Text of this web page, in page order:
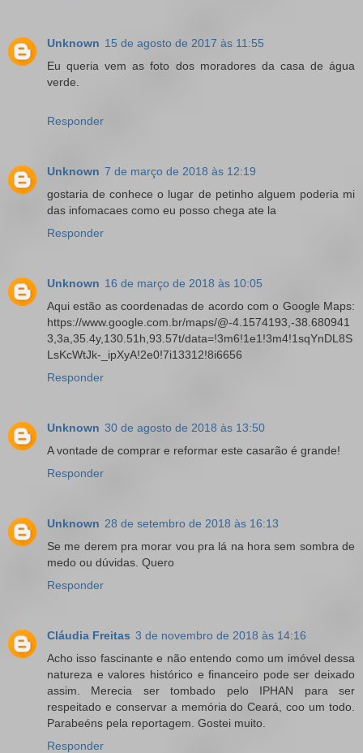
Unknown 15 de agosto de 2017 às 11:55
Eu queria vem as foto dos moradores da casa de água
verde.
Responder
Unknown 7 de março de 2018 às 12:19
gostaria de conhece o lugar de petinho alguem poderia mi
das infomacaes como eu posso chega ate la
Responder
Unknown 16 de março de 2018 às 10:05
Aqui estão as coordenadas de acordo com o Google Maps:
https://www.google.com.br/maps/@-4.1574193,-38.680941
3,3a,35.4y,130.51h,93.57t/data=!3m6!1e1!3m4!1sqYnDL8S
LsKcWtJk-_ipXyA!2e0!7i13312!8i6656
Responder
Unknown 30 de agosto de 2018 às 13:50
A vontade de comprar e reformar este casarão é grande!
Responder
Unknown 28 de setembro de 2018 às 16:13
Se me derem pra morar vou pra lá na hora sem sombra de
medo ou dúvidas. Quero
Responder
Cláudia Freitas 3 de novembro de 2018 às 14:16
Acho isso fascinante e não entendo como um imóvel dessa
natureza e valores histórico e financeiro pode ser deixado
assim. Merecia ser tombado pelo IPHAN para ser
respeitado e conservar a memória do Ceará, coo um todo.
Parabeéns pela reportagem. Gostei muito.
Responder